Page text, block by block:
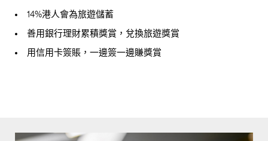
14%港人會為旅遊儲蓄
善用銀行理財累積獎賞，兌換旅遊獎賞
用信用卡簽賬，一邊簽一邊賺獎賞